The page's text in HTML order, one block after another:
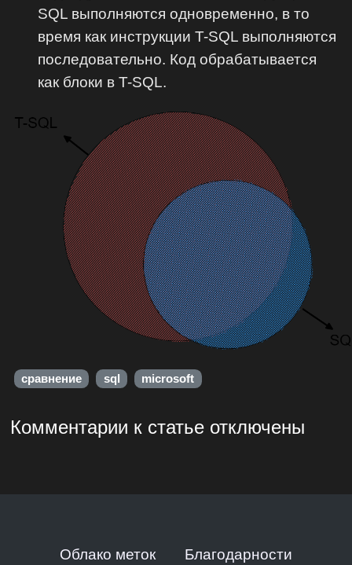
SQL выполняются одновременно, в то
время как инструкции T-SQL выполняются
последовательно. Код обрабатывается
как блоки в T-SQL.‎
сравнение sql microsoft
Комментарии к статье отключены
Облако меток Благодарности